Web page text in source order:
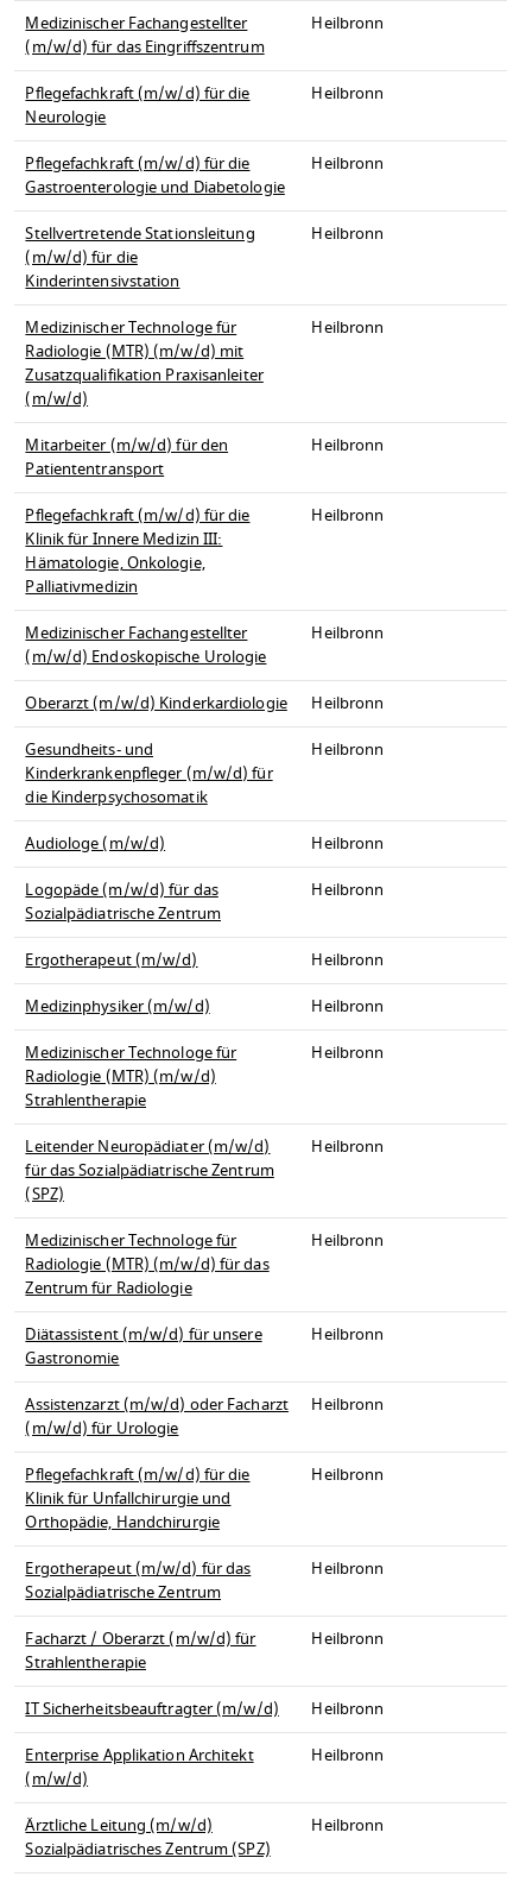
Medizinischer Fachangestellter
(m/w/d) für das Eingriffszentrum
Heilbronn
Pflegefachkraft (m/w/d) für die
Neurologie
Heilbronn
Pflegefachkraft (m/w/d) für die
Gastroenterologie und Diabetologie
Heilbronn
Stellvertretende Stationsleitung
(m/w/d) für die
Kinderintensivstation
Heilbronn
Medizinischer Technologe für
Radiologie (MTR) (m/w/d) mit
Zusatzqualifikation Praxisanleiter
(m/w/d)
Heilbronn
Mitarbeiter (m/w/d) für den
Patiententransport
Heilbronn
Pflegefachkraft (m/w/d) für die
Klinik für Innere Medizin III:
Hämatologie, Onkologie,
Palliativmedizin
Heilbronn
Medizinischer Fachangestellter
(m/w/d) Endoskopische Urologie
Heilbronn
Oberarzt (m/w/d) Kinderkardiologie
Heilbronn
Gesundheits- und
Kinderkrankenpfleger (m/w/d) für
die Kinderpsychosomatik
Heilbronn
Audiologe (m/w/d)
Heilbronn
Logopäde (m/w/d) für das
Sozialpädiatrische Zentrum
Heilbronn
Ergotherapeut (m/w/d)
Heilbronn
Medizinphysiker (m/w/d)
Heilbronn
Medizinischer Technologe für
Radiologie (MTR) (m/w/d)
Strahlentherapie
Heilbronn
Leitender Neuropädiater (m/w/d)
für das Sozialpädiatrische Zentrum
(SPZ)
Heilbronn
Medizinischer Technologe für
Radiologie (MTR) (m/w/d) für das
Zentrum für Radiologie
Heilbronn
Diätassistent (m/w/d) für unsere
Gastronomie
Heilbronn
Assistenzarzt (m/w/d) oder Facharzt
(m/w/d) für Urologie
Heilbronn
Pflegefachkraft (m/w/d) für die
Klinik für Unfallchirurgie und
Orthopädie, Handchirurgie
Heilbronn
Ergotherapeut (m/w/d) für das
Sozialpädiatrische Zentrum
Heilbronn
Facharzt / Oberarzt (m/w/d) für
Strahlentherapie
Heilbronn
IT Sicherheitsbeauftragter (m/w/d)
Heilbronn
Enterprise Applikation Architekt
(m/w/d)
Heilbronn
Ärztliche Leitung (m/w/d)
Sozialpädiatrisches Zentrum (SPZ)
Heilbronn